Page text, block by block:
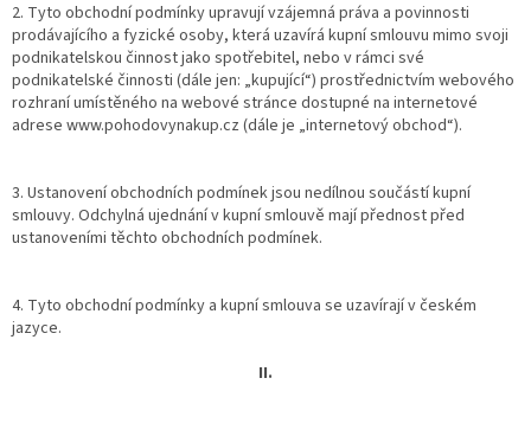
2. Tyto obchodní podmínky upravují vzájemná práva a povinnosti
prodávajícího a fyzické osoby, která uzavírá kupní smlouvu mimo svoji
podnikatelskou činnost jako spotřebitel, nebo v rámci své
podnikatelské činnosti (dále jen: „kupující“) prostřednictvím webového
rozhraní umístěného na webové stránce dostupné na internetové
adrese www.pohodovynakup.cz (dále je „internetový obchod“).
3. Ustanovení obchodních podmínek jsou nedílnou součástí kupní
smlouvy. Odchylná ujednání v kupní smlouvě mají přednost před
ustanoveními těchto obchodních podmínek.
4. Tyto obchodní podmínky a kupní smlouva se uzavírají v českém
jazyce.
II.